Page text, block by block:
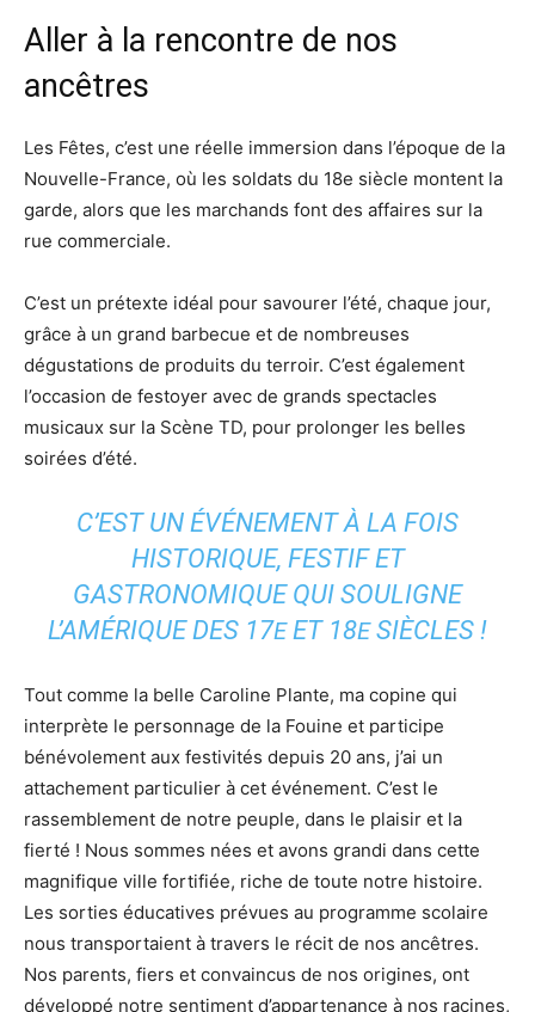
Aller à la rencontre de nos
ancêtres
Les Fêtes, c’est une réelle immersion dans l’époque de la
Nouvelle-France, où les soldats du 18e siècle montent la
garde, alors que les marchands font des affaires sur la
rue commerciale.
C’est un prétexte idéal pour savourer l’été, chaque jour,
grâce à un grand barbecue et de nombreuses
dégustations de produits du terroir. C’est également
l’occasion de festoyer avec de grands spectacles
musicaux sur la Scène TD, pour prolonger les belles
soirées d’été.
C’EST UN ÉVÉNEMENT À LA FOIS
HISTORIQUE, FESTIF ET
GASTRONOMIQUE QUI SOULIGNE
L’AMÉRIQUE DES 17EET 18ESIÈCLES !
Tout comme la belle Caroline Plante, ma copine qui
interprète le personnage de la Fouine et participe
bénévolement aux festivités depuis 20 ans, j’ai un
attachement particulier à cet événement. C’est le
rassemblement de notre peuple, dans le plaisir et la
fierté ! Nous sommes nées et avons grandi dans cette
magnifique ville fortifiée, riche de toute notre histoire.
Les sorties éducatives prévues au programme scolaire
nous transportaient à travers le récit de nos ancêtres.
Nos parents, fiers et convaincus de nos origines, ont
développé notre sentiment d’appartenance à nos racines,